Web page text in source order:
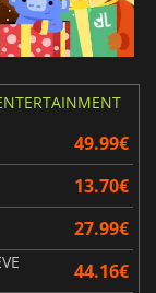
49.99€
13.70€
27.99€
44.16€